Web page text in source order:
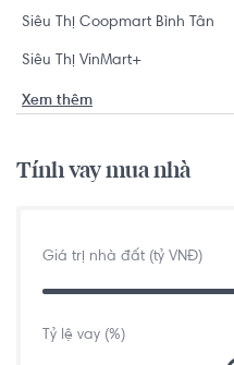
Siêu Thị Coopmart Bình Tân
Siêu Thị VinMart+
Xem thêm
Tính vay mua nhà
Giá trị nhà đất (tỷ VNĐ)
Tỷ lệ vay (%)